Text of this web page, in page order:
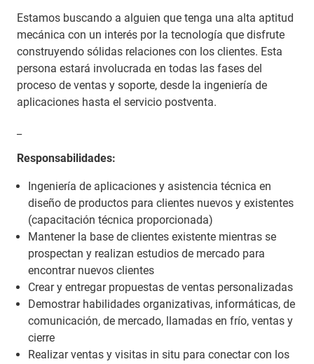
Estamos buscando a alguien que tenga una alta aptitud
mecánica con un interés por la tecnología que disfrute
construyendo sólidas relaciones con los clientes. Esta
persona estará involucrada en todas las fases del
proceso de ventas y soporte, desde la ingeniería de
aplicaciones hasta el servicio postventa.
Responsabilidades:
Ingeniería de aplicaciones y asistencia técnica en
diseño de productos para clientes nuevos y existentes
(capacitación técnica proporcionada)
Mantener la base de clientes existente mientras se
prospectan y realizan estudios de mercado para
encontrar nuevos clientes
Crear y entregar propuestas de ventas personalizadas
Demostrar habilidades organizativas, informáticas, de
comunicación, de mercado, llamadas en frío, ventas y
cierre
Realizar ventas y visitas in situ para conectar con los